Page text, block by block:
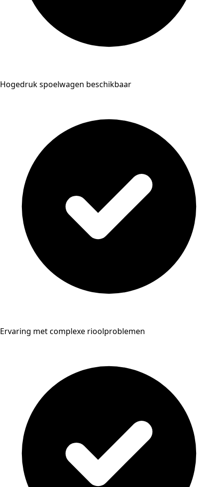
Hogedruk spoelwagen beschikbaar
Ervaring met complexe rioolproblemen